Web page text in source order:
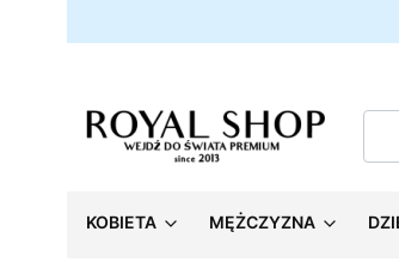
KOBIETA MĘŻCZYZNA